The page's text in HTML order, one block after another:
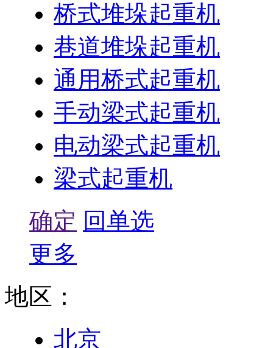
桥式堆垛起重机
巷道堆垛起重机
通用桥式起重机
手动梁式起重机
电动梁式起重机
梁式起重机
确定 回单选
更多
地区：
北京